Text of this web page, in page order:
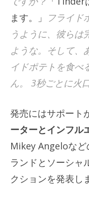
ます。」
フライド
うように、彼らは
ような。そして、
イドポテトを食べ
ん。 3秒ごとに火
発売にはサポート
ーターとインフル
Mikey Angeloなど
ランドとソーシャ
クションを発表し